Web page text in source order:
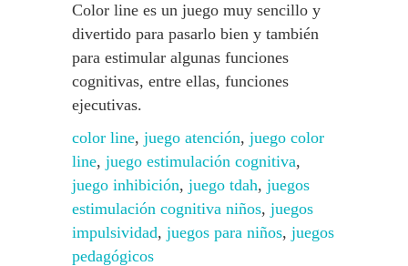
Color line es un juego muy sencillo y
divertido para pasarlo bien y también
para estimular algunas funciones
cognitivas, entre ellas, funciones
ejecutivas.
color line, juego atención, juego color
line, juego estimulación cognitiva,
juego inhibición, juego tdah, juegos
estimulación cognitiva niños, juegos
impulsividad, juegos para niños, juegos
pedagógicos